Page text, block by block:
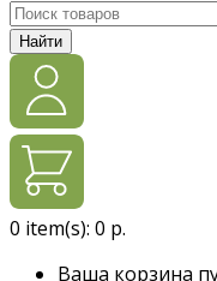
Найти
0 item(s): 0 р.
Ваша корзина